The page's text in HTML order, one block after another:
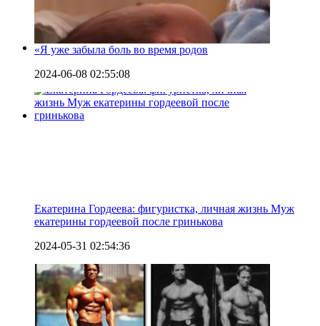
«Я уже забыла боль во время родов
2024-06-08 02:55:08
Екатерина Гордеева: фигуристка, личная жизнь Муж
екатерины гордеевой после гринькова
2024-05-31 02:54:36